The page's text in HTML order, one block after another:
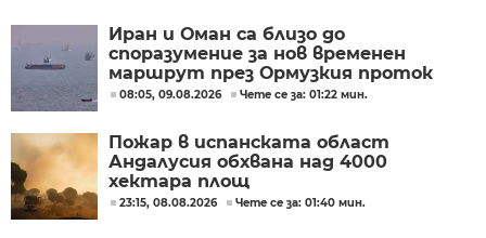
Иран и Оман са близо до
споразумение за нов временен
маршрут през Ормузкия проток
08:05, 09.08.2026 Чете се за: 01:22 мин.
Пожар в испанската област
Андалусия обхвана над 4000
хектара площ
23:15, 08.08.2026 Чете се за: 01:40 мин.